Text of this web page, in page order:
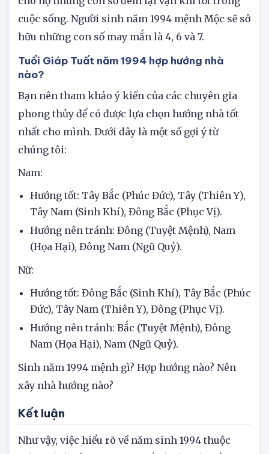
người sinh năm 1994 là mệnh gì cũng sẽ tìm ra
cho họ những con số đem lại vận khí tốt trong
cuộc sống. Người sinh năm 1994 mệnh Mộc sẽ sở
hữu những con số may mắn là 4, 6 và 7.
nào?
Bạn nên tham khảo ý kiến của các chuyên gia
phong thủy để có được lựa chọn hướng nhà tốt
nhất cho mình. Dưới đây là một số gợi ý từ
chúng tôi:
Nam:
Hướng tốt: Tây Bắc (Phúc Đức), Tây (Thiên Y),
Tây Nam (Sinh Khí), Đông Bắc (Phục Vị).
Hướng nên tránh: Đông (Tuyệt Mệnh), Nam
(Họa Hại), Đông Nam (Ngũ Quỷ).
Nữ:
Hướng tốt: Đông Bắc (Sinh Khí), Tây Bắc (Phúc
Đức), Tây Nam (Thiên Y), Đông (Phục Vị).
Hướng nên tránh: Bắc (Tuyệt Mệnh), Đông
Nam (Họa Hại), Nam (Ngũ Quỷ).
Sinh năm 1994 mệnh gì? Hợp hướng nào? Nên
xây nhà hướng nào?
Kết luận